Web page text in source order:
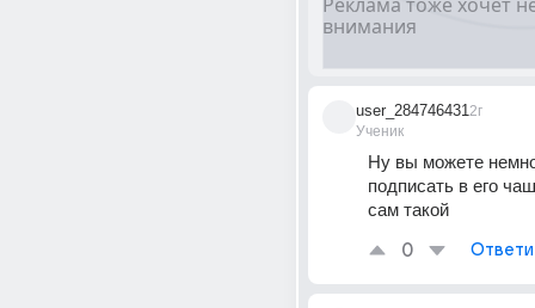
user_284746431
Ученик
2г
Ну вы можете
подписать в его
сам такой
0